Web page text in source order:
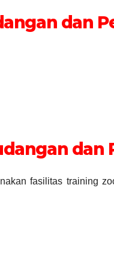
dan
dan
fasilitas training